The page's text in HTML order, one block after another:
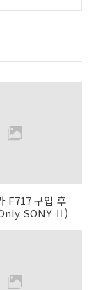
F717 구입 후
SONY Ⅱ)